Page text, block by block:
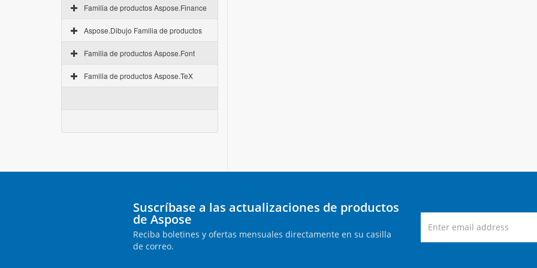
Familia de productos Aspose.Finance
Aspose.Dibujo Familia de productos
Familia de productos Aspose.Font
Familia de productos Aspose.TeX
Suscríbase a las actualizaciones de productos
de Aspose
Reciba boletines y ofertas mensuales directamente en su casilla
de correo.